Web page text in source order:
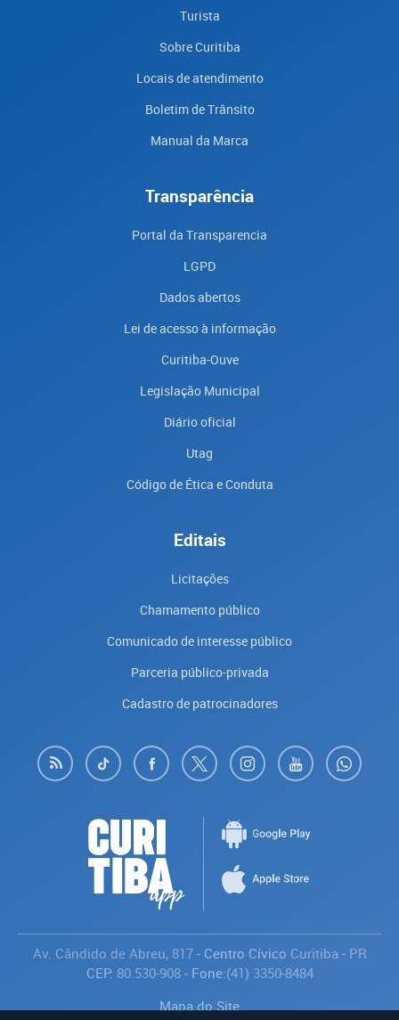
Turista
Sobre Curitiba
Locais de atendimento
Boletim de Trânsito
Manual da Marca
Transparência
Portal da Transparencia
LGPD
Dados abertos
Lei de acesso à informação
Curitiba-Ouve
Legislação Municipal
Diário oficial
Utag
Código de Ética e Conduta
Editais
Licitações
Chamamento público
Comunicado de interesse público
Parceria público-privada
Cadastro de patrocinadores
Av. Cândido de Abreu, 817- Centro Cívico Curitiba- PR
CEP: 80.530-908- Fone:(41) 3350-8484
Mapa do Site